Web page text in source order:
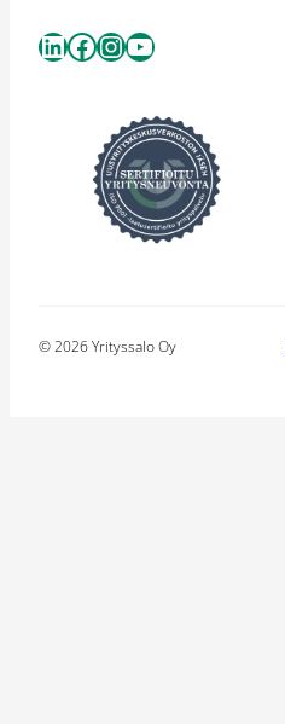
LinkedIn
Facebook
Instagram
YouTube
© 2026 Yrityssalo Oy